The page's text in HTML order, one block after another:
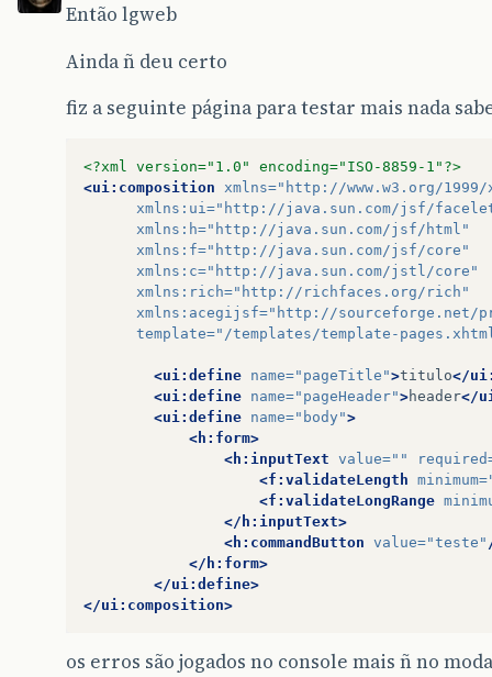
Então lgweb
Ainda ñ deu certo
fiz a seguinte página para testar mais nada
<?xml version="1.0" encoding="ISO-8859-1"?>
<ui:composition xmlns="http://www.w3.org/1999/
xmlns:ui="http://java.sun.com/jsf/
xmlns:h="http://java.sun.com/jsf/html"
xmlns:f="http://java.sun.com/jsf/core"
xmlns:c="http://java.sun.com/jstl/core"
xmlns:rich="http://richfaces.org/rich"
xmlns:acegijsf="http://sourceforge.net/
template="/templates/template-
<ui:define name="pageTitle">titulo</
<ui:define name="pageHeader">header</
<ui:define name="body">
<h:form>
<h:inputText value=""
<f:validateLength minimum=
<f:validateLongRange
</h:inputText>
<h:commandButton value="teste"
</h:form>
</ui:define>
</ui:composition>
os erros são jogados no console mais ñ no